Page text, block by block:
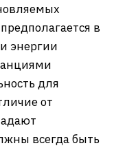
в
энергии
для
от
всегда быть